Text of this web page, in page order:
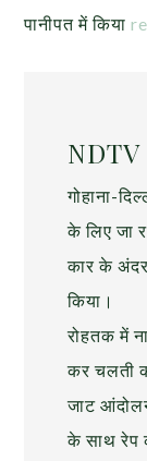
पानीपत में किया
गोहाना-
के लिए जा
कार के
किया।
रोहतक में
कर चलती
जाट
के साथ रेप